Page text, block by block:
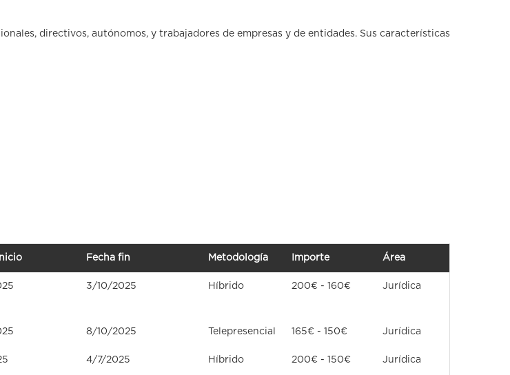
directivos, autónomos, y trabajadores de empresas y de entidades. Sus características
Fecha fin Metodología Importe Área
3/10/2025 Híbrido 200€ - 160€ Jurídica
8/10/2025 Telepresencial 165€ - 150€ Jurídica
4/7/2025 Híbrido 200€ - 150€ Jurídica